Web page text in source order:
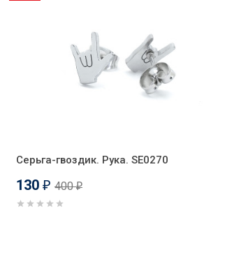
Серьга-гвоздик. Рука. SE0270
130 ₽ 400₽